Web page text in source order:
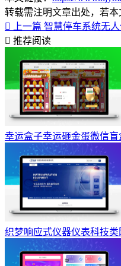
转载需注明文章出处，若
上一篇 智慧停车系统无
推荐阅读
幸运盒子幸运砸金蛋微信盲
织梦响应式仪器仪表科技